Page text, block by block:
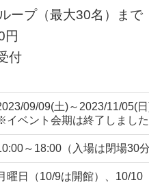
ープ（最大30名）まで
円
付
09/09(土)～2023/11/05(
イベント会期は終了しました
～18:00（入場は閉場30分
曜日（10/9は開館）、10/10